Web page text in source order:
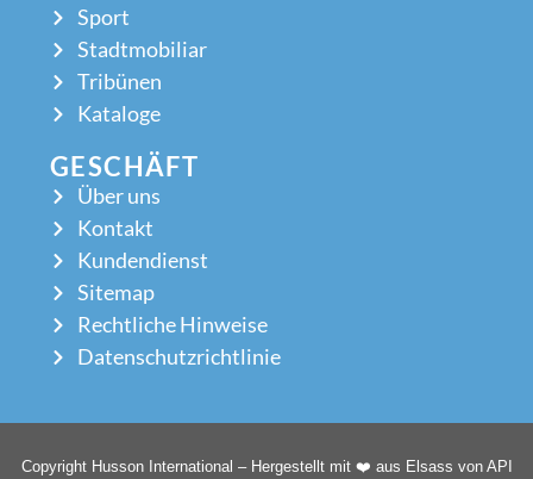
Sport
Stadtmobiliar
Tribünen
Kataloge
GESCHÄFT
Über uns
Kontakt
Kundendienst
Sitemap
Rechtliche Hinweise
Datenschutzrichtlinie
Copyright Husson International – Hergestellt mit ❤️ aus Elsass von API